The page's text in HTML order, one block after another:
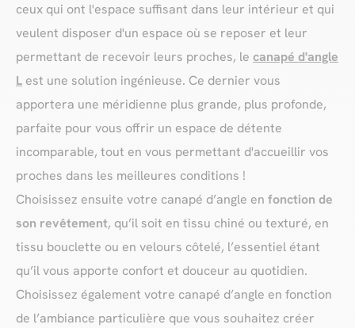
ceux qui ont l'espace suffisant dans leur intérieur et qui
veulent disposer d'un espace où se reposer et leur
permettant de recevoir leurs proches, le canapé d'angle
L est une solution ingénieuse. Ce dernier vous
apportera une méridienne plus grande, plus profonde,
parfaite pour vous offrir un espace de détente
incomparable, tout en vous permettant d'accueillir vos
proches dans les meilleures conditions !
Choisissez ensuite votre canapé d’angle en fonction de
son revêtement, qu’il soit en tissu chiné ou texturé, en
tissu bouclette ou en velours côtelé, l’essentiel étant
qu’il vous apporte confort et douceur au quotidien.
Choisissez également votre canapé d’angle en fonction
de l’ambiance particulière que vous souhaitez créer